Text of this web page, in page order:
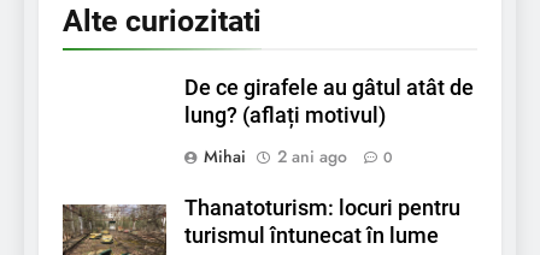
Alte curiozitati
De ce girafele au gâtul atât de
lung? (aflați motivul)
Mihai
2 ani ago 0
Thanatoturism: locuri pentru
turismul întunecat în lume